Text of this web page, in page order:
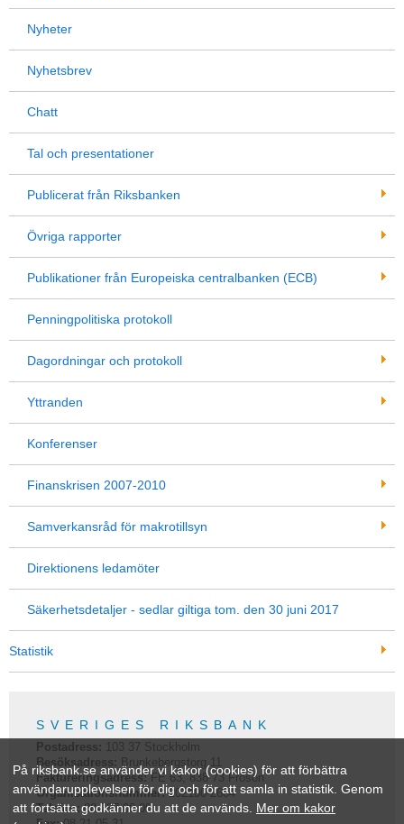
Nyheter
Nyhetsbrev
Chatt
Tal och presentationer
Publicerat från Riksbanken
Övriga rapporter
Publikationer från Europeiska centralbanken (ECB)
Penningpolitiska protokoll
Dagordningar och protokoll
Yttranden
Konferenser
Finanskrisen 2007-2010
Samverkansråd för makrotillsyn
Direktionens ledamöter
Säkerhetsdetaljer - sedlar giltiga tom. den 30 juni 2017
Statistik
SVERIGES RIKSBANK
Postadress: 103 37 Stockholm
Besöksadress: Brunkebergstorg 11
Faktureringsadress:FE 63, 838 73 Frösön
Organisationsnummer:202100-2684
Telefon: 08-787 00 00
På riksbank.se använder vi kakor (cookies) för att förbättra
användarupplevelsen för dig och för att samla in statistik. Genom
att fortsätta godkänner du att de används. Mer om kakor